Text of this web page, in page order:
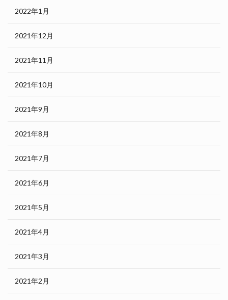
2022年1月
2021年12月
2021年11月
2021年10月
2021年9月
2021年8月
2021年7月
2021年6月
2021年5月
2021年4月
2021年3月
2021年2月